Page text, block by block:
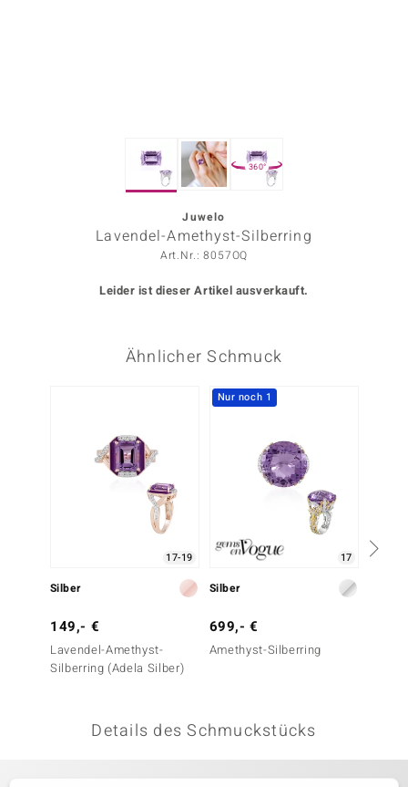
BY DE MELO
360°
Juwelo
Lavendel-Amethyst-Silberring
Art.Nr.: 8057OQ
Leider ist dieser Artikel ausverkauft.
Ähnlicher Schmuck
17-19
Silber
149,- €
Lavendel-Amethyst-
Silberring (Adela Silber)
Nur noch 1
17
Silber
699,- €
Amethyst-Silberring
Details des Schmuckstücks